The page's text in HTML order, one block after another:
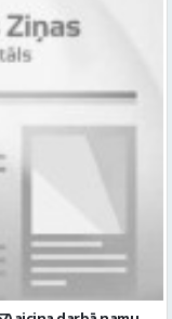
pārvaldību un
lietotāju atbalstu
uzstādīt, konfigurēt,
datortehniku,
to darbībā;
izpildi Pašvaldības
priekšlikumus par
jomā; darba
jomā); izpratne par
risināšanas
darbības
valodas likuma
un saskarsmes
pieņemt
sajūta; precizitāte;
un spēja meklēt